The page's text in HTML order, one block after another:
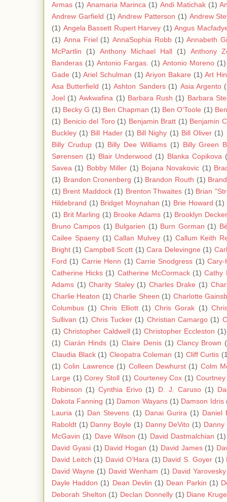
Armas (1) Anamaria Marinca (1) Andi Matichak (1)
Andrew Garfield (1) Andrew Patterson (1) Andrew
(1) Angela Bassett Rupert Harvey (1) Angus
(1) Anna Friel (1) AnnaSophia Robb (1) Annabeth
McPartlin
(1) Anthony Michael Hall (1)
Anthony
Banderas (1) Antonio Fargas. (1) Antonio Moreno (1)
Gade (1) Ariel Schulman (1) Ariyon Bakare (1) Art
Asa Butterfield (1) Ashton Sanders (1) Asia Argento
Joel (1) Awkwafina (1) Barbara Rush (1) Barbara
(1) Becky G (1) Ben Chapman (1) Ben O'Toole (1)
(1) Benicio del Toro (1) Benjamin Bratt (1) Benjamin
Buckley (1) Bill Hader (1) Bill Nighy (1) Bill Oliver (1)
Billy Crudup (1) Billy Dee Williams (1) Billy Green
Sørensen (1) Blair Underwood (1) Blanka Copikova
Savea (1) Bobby Miller (1) Bojana Novakovic (1)
(1) Brandon Cronenberg (1) Brandon Routh (1)
(1) Brent Maddock (1) Brenton Thwaites (1) Brian
Hildebrand (1) Bridget Moynahan (1) Brie Howard (1)
(1) Brit Marling (1) Brooke Adams (1) Brooklyn Decker
Bruno Campos (1) Bulgarien (1) Burn Gorman (1)
Cailee Spaeny (1) Callan Mulvey (1) Callum Keith
Bright (1) Campbell Scott (1) Cara Delevingne (1)
Ford (1) Carrie Henn (1) Carrie Snodgress (1) Cary-
Catherine Hicks (1) Catherine McCormack (1) Cathy
Adams (1) Charity Staley (1) Charles Drake (1)
Charlie Heaton (1) Charlie Sheen (1) Charlotte
Columbus (1) Chris Elliott (1) Chris Gorak (1)
Sullivan (1) Chris Tucker (1) Christian Camargo (1)
(1) Christopher Caldwell (1) Christopher Eccleston (1)
(1) Ciarán Hinds (1) Claire Denis (1) Clancy Brown
Claudia Black (1) Cleopatra Coleman (1) Cliff Curtis
(1) Colin Lawrence (1) Colleen Dewhurst (1) Colm
Large (1) Corey Stoll (1) Courteney Cox (1)
Robinson (1) Cynthia Erivo (1) D. J. Caruso (1)
Dakota Fanning (1) Damon Wayans (1) Damson Idris
Lauria (1) Dan Stevens (1) Danai Gurira (1) Daniel
Raboldt (1) Danny Boyle (1) Danny DeVito (1) Danny
McGavin (1) Dave Wilson (1) David Dastmalchian (1)
David Gyasi (1) David Hogan (1) David James (1)
David Leitch (1) David O’Hara (1) David S. Goyer (1)
David Wayne (1) David Wenham (1) David Yarovesky
Dayle Haddon (1) Dean Devlin (1) Dean Parkin (1)
Deborah Shelton (1) Declan Donnelly (1) Diane